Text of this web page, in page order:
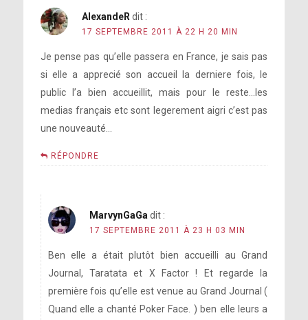
AlexandeR dit :
17 SEPTEMBRE 2011 À 22 H 20 MIN
Je pense pas qu’elle passera en France, je sais pas
si elle a apprecié son accueil la derniere fois, le
public l’a bien accueillit, mais pour le reste…les
medias français etc sont legerement aigri c’est pas
une nouveauté…
RÉPONDRE
MarvynGaGa dit :
17 SEPTEMBRE 2011 À 23 H 03 MIN
Ben elle a était plutôt bien accueilli au Grand
Journal, Taratata et X Factor ! Et regarde la
première fois qu’elle est venue au Grand Journal (
Quand elle a chanté Poker Face. ) ben elle leurs a